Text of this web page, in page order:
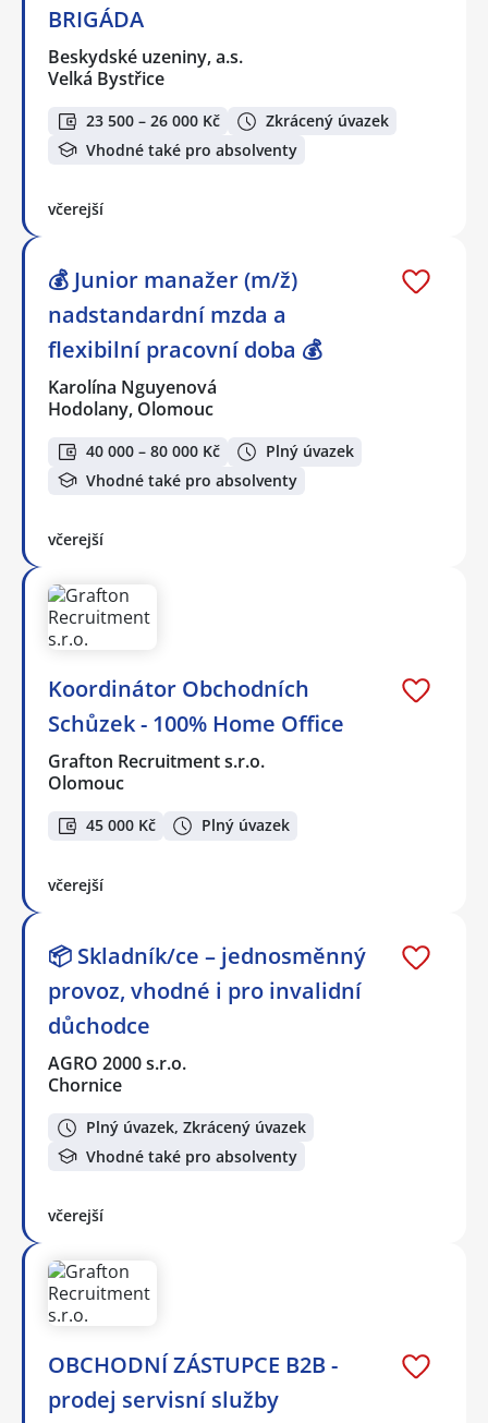
BRIGÁDA
Beskydské uzeniny, a.s.
Velká Bystřice
23 500 – 26 000 Kč
Zkrácený úvazek
Vhodné také pro absolventy
včerejší
💰 Junior manažer (m/ž)
nadstandardní mzda a
flexibilní pracovní doba 💰
Karolína Nguyenová
Hodolany, Olomouc
40 000 – 80 000 Kč
Plný úvazek
Vhodné také pro absolventy
včerejší
Koordinátor Obchodních
Schůzek - 100% Home Office
Grafton Recruitment s.r.o.
Olomouc
45 000 Kč Plný úvazek
včerejší
📦 Skladník/ce – jednosměnný
provoz, vhodné i pro invalidní
důchodce
AGRO 2000 s.r.o.
Chornice
Plný úvazek, Zkrácený úvazek
Vhodné také pro absolventy
včerejší
OBCHODNÍ ZÁSTUPCE B2B -
prodej servisní služby